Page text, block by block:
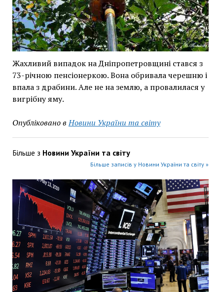
Жахливий випадок на Дніпропетровщині стався з
73-річною пенсіонеркою. Вона обривала черешню і
впала з драбини. Але не на землю, а провалилася у
вигрібну яму.
Опубліковано в Новини України та світу
Більше з Новини України та світу
Більше записів у Новини України та світу »